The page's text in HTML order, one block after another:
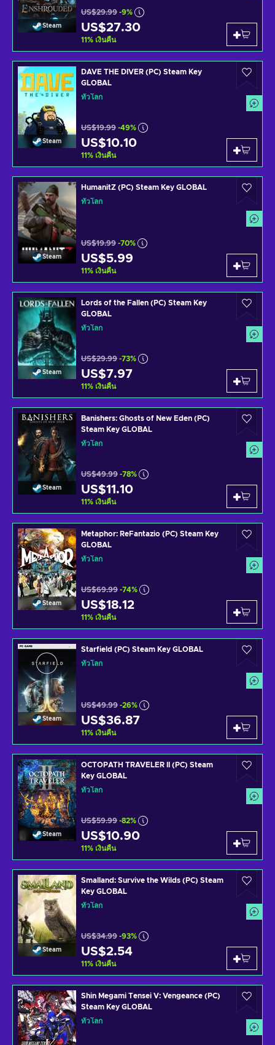
Steam
US$29.99 -9%
US$27.30
11% เงินคืน
Steam
DAVE THE DIVER (PC) Steam Key
GLOBAL
ทั่วโลก
US$19.99 -49%
US$10.10
11% เงินคืน
Steam
HumanitZ (PC) Steam Key GLOBAL
ทั่วโลก
US$19.99 -70%
US$5.99
11% เงินคืน
Steam
Lords of the Fallen (PC) Steam Key
GLOBAL
ทั่วโลก
US$29.99 -73%
US$7.97
11% เงินคืน
Steam
Banishers: Ghosts of New Eden (PC)
Steam Key GLOBAL
ทั่วโลก
US$49.99 -78%
US$11.10
11% เงินคืน
Steam
Metaphor: ReFantazio (PC) Steam Key
GLOBAL
ทั่วโลก
US$69.99 -74%
US$18.12
11% เงินคืน
Steam
Starfield (PC) Steam Key GLOBAL
ทั่วโลก
US$49.99 -26%
US$36.87
11% เงินคืน
Steam
OCTOPATH TRAVELER II (PC) Steam
Key GLOBAL
ทั่วโลก
US$59.99 -82%
US$10.90
11% เงินคืน
Steam
Smalland: Survive the Wilds (PC) Steam
Key GLOBAL
ทั่วโลก
US$34.99 -93%
US$2.54
11% เงินคืน
Shin Megami Tensei V: Vengeance (PC)
Steam Key GLOBAL
ทั่วโลก